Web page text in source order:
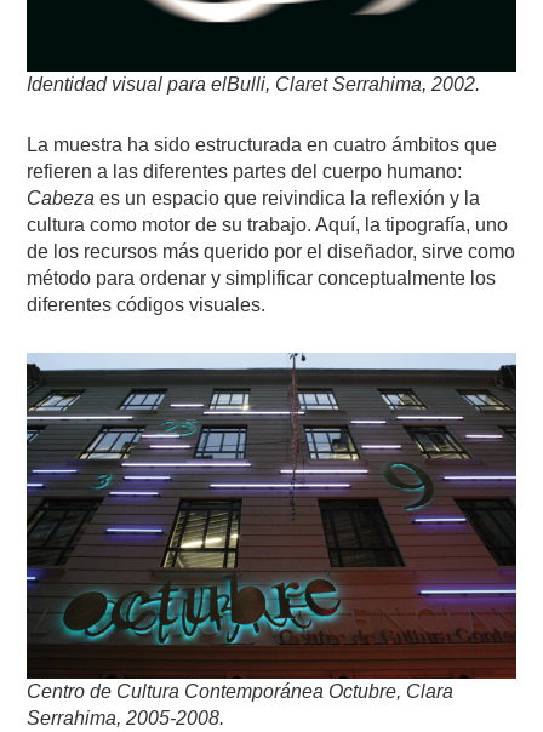
Identidad visual para elBulli, Claret Serrahima, 2002.
La muestra ha sido estructurada en cuatro ámbitos que
refieren a las diferentes partes del cuerpo humano:
Cabeza es un espacio que reivindica la reflexión y la
cultura como motor de su trabajo. Aquí, la tipografía, uno
de los recursos más querido por el diseñador, sirve como
método para ordenar y simplificar conceptualmente los
diferentes códigos visuales.
Centro de Cultura Contemporánea Octubre, Clara
Serrahima, 2005-2008.